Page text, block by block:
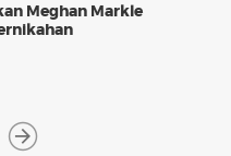
Meghan Markle